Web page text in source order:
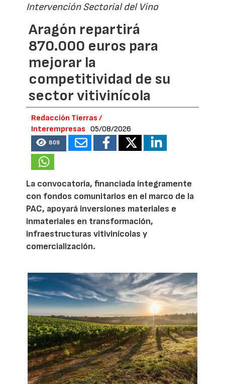
Intervención Sectorial del Vino
Aragón repartirá
870.000 euros para
mejorar la
competitividad de su
sector vitivinícola
Redacción Tierras /
Interempresas
05/08/2026
809
La convocatoria, financiada íntegramente
con fondos comunitarios en el marco de la
PAC, apoyará inversiones materiales e
inmateriales en transformación,
infraestructuras vitivinícolas y
comercialización.